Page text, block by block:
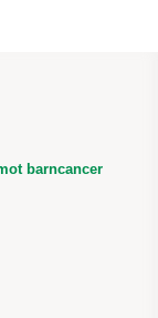
barncancer